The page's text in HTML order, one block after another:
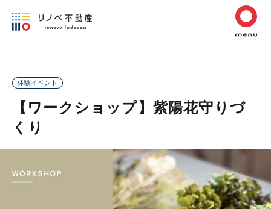
体験イベント
【ワークショップ】紫陽花守りづ
くり